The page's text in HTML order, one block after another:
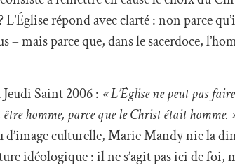
L’Église répond avec clarté : non parce
– mais parce que, dans le sacerdoce,
Saint 2006 : « L’Église ne peut pas
homme, parce que le Christ était homme.
culturelle, Marie Mandy nie la
idéologique : il ne s’agit pas ici de foi,